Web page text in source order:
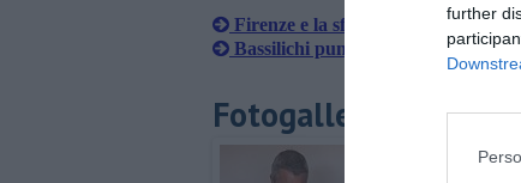
further
Firenze e la sfida dello sviluppo
Bassilichi punta tutto su Fiera e
Fotogallery